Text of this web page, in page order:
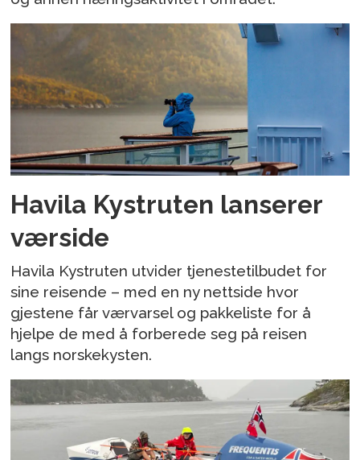
Havila Kystruten lanserer
værside
Havila Kystruten utvider tjenestetilbudet for
sine reisende – med en ny nettside hvor
gjestene får værvarsel og pakkeliste for å
hjelpe de med å forberede seg på reisen
langs norskekysten.